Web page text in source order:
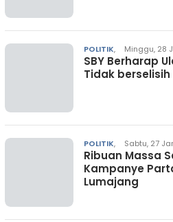
POLITIK, Minggu, 28
SBY Berharap
Tidak
POLITIK, Sabtu, 27
Ribuan Massa
Kampanye
Lumajang